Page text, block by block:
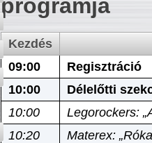
programja
Kezdés
09:00
Regisztráció
10:00
Délelőtti
10:00
Legorockers:
10:20
Materex: